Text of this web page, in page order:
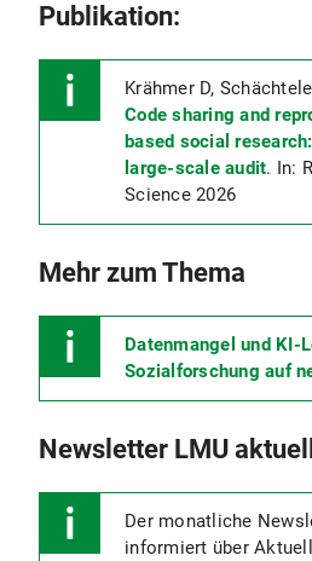
Publikation:
Krähmer D,
Code sharing and
based social
large-scale audit. In:
Science 2026
Mehr zum Thema
Datenmangel und KI-
Sozialforschung auf
Newsletter LMU
Der monatliche
informiert über